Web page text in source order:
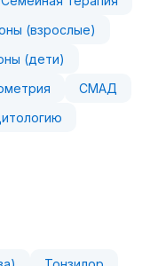
(взрослые)
(дети)
СМАД